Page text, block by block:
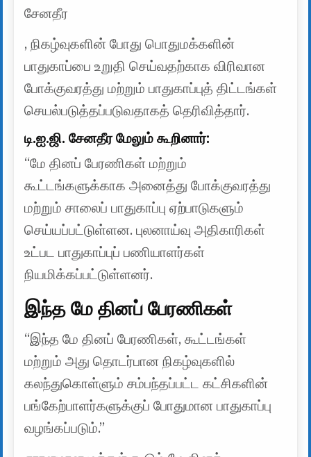
சேனதீர
, நிகழ்வுகளின் போது பொதுமக்களின்
பாதுகாப்பை உறுதி செய்வதற்காக விரிவான
போக்குவரத்து மற்றும் பாதுகாப்புத் திட்டங்கள்
செயல்படுத்தப்படுவதாகத் தெரிவித்தார்.
டி.ஐ.ஜி. சேனதீர மேலும் கூறினார்:
“மே தினப் பேரணிகள் மற்றும்
கூட்டங்களுக்காக அனைத்து போக்குவரத்து
மற்றும் சாலைப் பாதுகாப்பு ஏற்பாடுகளும்
செய்யப்பட்டுள்ளன. புலனாய்வு அதிகாரிகள்
உட்பட பாதுகாப்புப் பணியாளர்கள்
நியமிக்கப்பட்டுள்ளனர்.
இந்த மே தினப் பேரணிகள்
“இந்த மே தினப் பேரணிகள், கூட்டங்கள்
மற்றும் அது தொடர்பான நிகழ்வுகளில்
கலந்துகொள்ளும் சம்பந்தப்பட்ட கட்சிகளின்
பங்கேற்பாளர்களுக்குப் போதுமான பாதுகாப்பு
வழங்கப்படும்.”